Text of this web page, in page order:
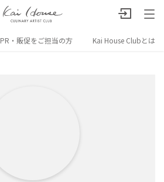
PR・販促をご担当の方 Kai House Clubとは